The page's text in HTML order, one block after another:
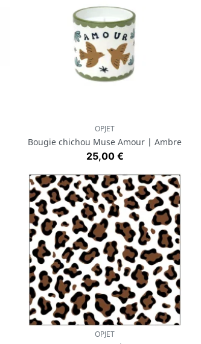
Aperçu rapide
OPJET
Bougie chichou Muse Amour | Ambre
Prix
25,00 €
Aperçu rapide
OPJET